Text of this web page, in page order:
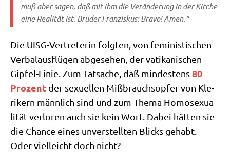
muß aber sagen, daß mit ihm die Ver­än­de­rung in der Kir­che
eine Rea­li­tät ist. Bru­der Fran­zis­kus: Bra­vo! Amen.“
Die UISG-Ver­tre­te­rin folg­ten, von femi­ni­sti­schen
Ver­bal­aus­flü­gen abge­se­hen, der vati­ka­ni­schen
Gip­fel-Linie. Zum Tat­sa­che, daß min­de­stens80
Pro­zent der sexu­el­len Miß­brauchs­op­fer von Kle­
ri­kern männ­lich sind und zum The­ma Homo­se­xua­
li­tät ver­lo­ren auch sie kein Wort. Dabei hät­ten sie
die Chan­ce eines unver­stell­ten Blicks gehabt.
Oder viel­leicht doch nicht?